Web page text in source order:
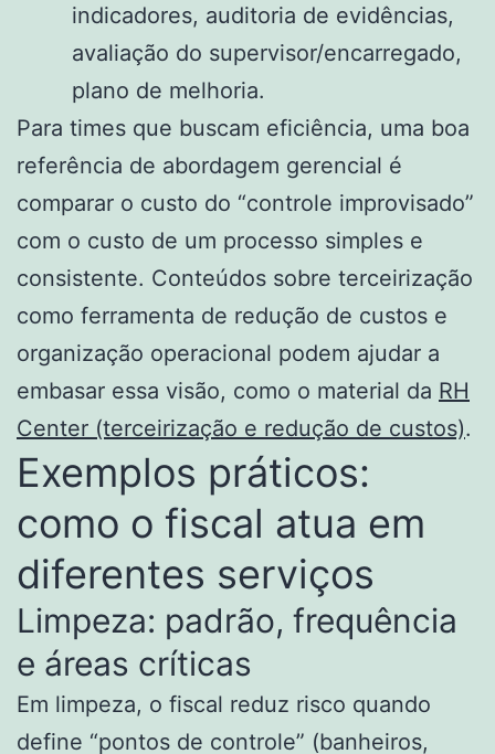
indicadores, auditoria de evidências,
avaliação do supervisor/encarregado,
plano de melhoria.
Para times que buscam eficiência, uma boa
referência de abordagem gerencial é
comparar o custo do “controle improvisado”
com o custo de um processo simples e
consistente. Conteúdos sobre terceirização
como ferramenta de redução de custos e
organização operacional podem ajudar a
embasar essa visão, como o material da RH
Center (terceirização e redução de custos).
Exemplos práticos:
como o fiscal atua em
diferentes serviços
Limpeza: padrão, frequência
e áreas críticas
Em limpeza, o fiscal reduz risco quando
define “pontos de controle” (banheiros,